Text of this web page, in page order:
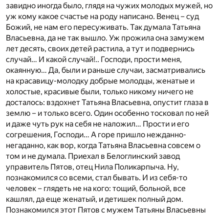
завидно иногда было, глядя на чужих молодых мужей, но
уж кому какое счастье на роду написано. Венец – суд
Божий, не нам его пересуживать. Так думала Татьяна
Власьевна, да не так вышло. Уж прожила она замужем
лет десять, своих детей растила, а тут и подвернись
случай… И какой случай!.. Господи, прости меня,
окаянную… Да, были и раньше случаи, засматривались
на красавицу-молодку добрые молодцы, женатые и
холостые, красивые были, только никому ничего не
досталось: вздохнет Татьяна Власьевна, опустит глаза в
землю – и только всего. Один особенно тосковал по ней
и даже чуть рук на себя не наложил… Прости и его
согрешения, Господи… А горе пришло нежданно-
негаданно, как вор, когда Татьяна Власьевна совсем о
том и не думала. Приехал в Белоглинский завод
управитель Пятов, отец Нила Поликарпыча. Ну,
познакомился со всеми, стал бывать. И из себя-то
человек – глядеть не на кого: тощий, больной, все
кашлял, да еще женатый, и детишек полный дом.
Познакомился этот Пятов с мужем Татьяны Власьевны